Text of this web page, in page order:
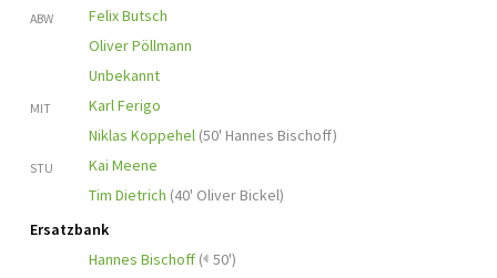
ABW
Felix Butsch
Oliver Pöllmann
Unbekannt
MIT
Karl Ferigo
Niklas Koppehel (50' Hannes Bischoff)
STU
Kai Meene
Tim Dietrich (40' Oliver Bickel)
Ersatzbank
Hannes Bischoff ( 50')